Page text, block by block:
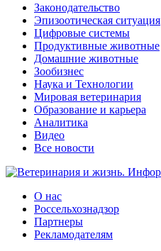
Законодательство
Эпизоотическая ситуация
Цифровые системы
Продуктивные животные
Домашние животные
Зообизнес
Наука и Технологии
Мировая ветеринария
Образование и карьера
Аналитика
Видео
Все новости
О нас
Россельхознадзор
Партнеры
Рекламодателям